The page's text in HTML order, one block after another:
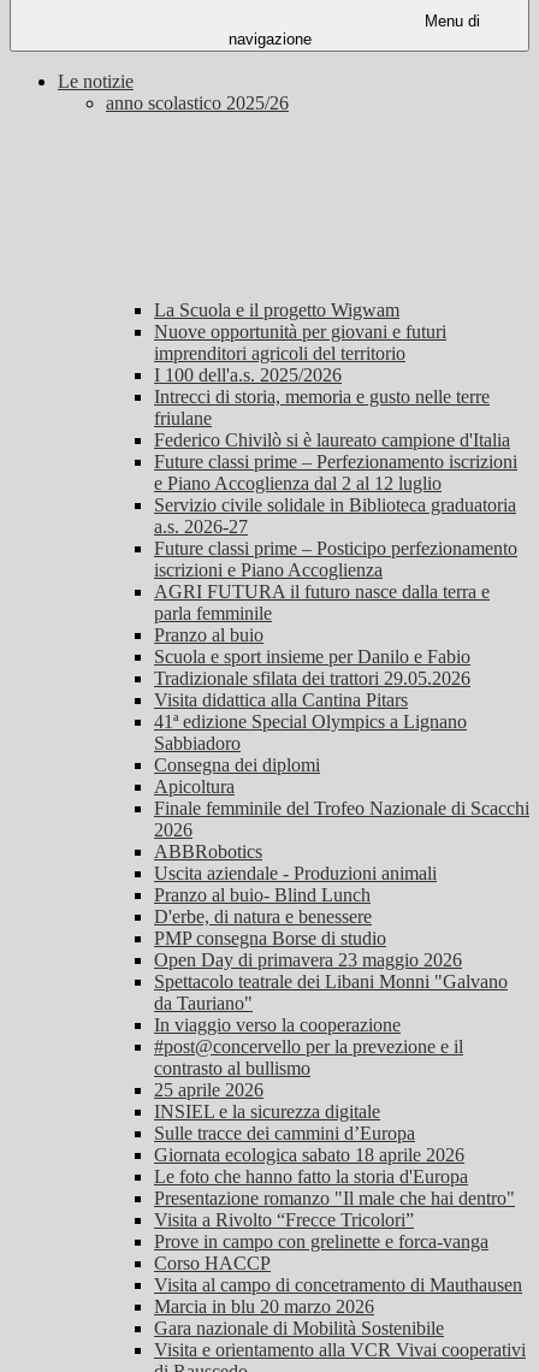
Menu di
navigazione
Le notizie
anno scolastico 2025/26
La Scuola e il progetto Wigwam
Nuove opportunità per giovani e futuri
imprenditori agricoli del territorio
I 100 dell'a.s. 2025/2026
Intrecci di storia, memoria e gusto nelle terre
friulane
Federico Chivilò si è laureato campione d'Italia
Future classi prime – Perfezionamento iscrizioni
e Piano Accoglienza dal 2 al 12 luglio
Servizio civile solidale in Biblioteca graduatoria
a.s. 2026-27
Future classi prime – Posticipo perfezionamento
iscrizioni e Piano Accoglienza
AGRI FUTURA il futuro nasce dalla terra e
parla femminile
Pranzo al buio
Scuola e sport insieme per Danilo e Fabio
Tradizionale sfilata dei trattori 29.05.2026
Visita didattica alla Cantina Pitars
41ª edizione Special Olympics a Lignano
Sabbiadoro
Consegna dei diplomi
Apicoltura
Finale femminile del Trofeo Nazionale di Scacchi
2026
ABBRobotics
Uscita aziendale - Produzioni animali
Pranzo al buio- Blind Lunch
D'erbe, di natura e benessere
PMP consegna Borse di studio
Open Day di primavera 23 maggio 2026
Spettacolo teatrale dei Libani Monni "Galvano
da Tauriano"
In viaggio verso la cooperazione
#post@concervello per la prevezione e il
contrasto al bullismo
25 aprile 2026
INSIEL e la sicurezza digitale
Sulle tracce dei cammini d’Europa
Giornata ecologica sabato 18 aprile 2026
Le foto che hanno fatto la storia d'Europa
Presentazione romanzo "Il male che hai dentro"
Visita a Rivolto “Frecce Tricolori”
Prove in campo con grelinette e forca-vanga
Corso HACCP
Visita al campo di concetramento di Mauthausen
Marcia in blu 20 marzo 2026
Gara nazionale di Mobilità Sostenibile
Visita e orientamento alla VCR Vivai cooperativi